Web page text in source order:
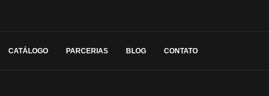
CATÁLOGO PARCERIAS BLOG CONTATO